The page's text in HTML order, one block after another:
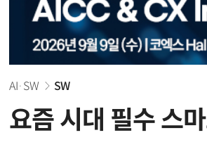
AI·SW SW
요즘 시대 필수 스